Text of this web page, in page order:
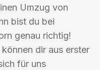
Umzug von
bist du bei
genau richtig!
dir aus erster
für uns